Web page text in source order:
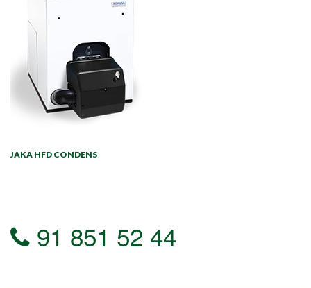
JAKA HFD CONDENS
91 851 52 44